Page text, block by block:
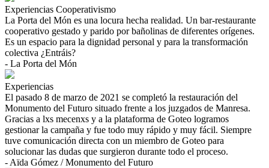
Experiencias Cooperativismo
La Porta del Món es una locura hecha realidad. Un bar-restaurante
cooperativo gestado y parido por bañolinas de diferentes orígenes.
Es un espacio para la dignidad personal y para la transformación
colectiva ¿Entráis?
- La Porta del Món
Experiencias
El pasado 8 de marzo de 2021 se completó la restauración del
Monumento del Futuro situado frente a los juzgados de Manresa.
Gracias a lxs mecenxs y a la plataforma de Goteo logramos
gestionar la campaña y fue todo muy rápido y muy fácil. Siempre
tuve comunicación directa con un miembro de Goteo para
solucionar las dudas que surgieron durante todo el proceso.
- Aïda Gómez / Monumento del Futuro